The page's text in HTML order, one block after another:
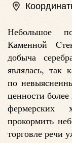
Небольшое
Каменной
добыча
являлась, так
по
ценности
фермерских
прокормить
торговле речи